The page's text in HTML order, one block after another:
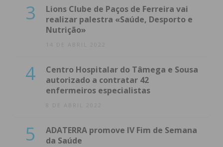
3
Lions Clube de Paços de Ferreira vai
realizar palestra «Saúde, Desporto e
Nutrição»
14 DE ABRIL 2022
4
Centro Hospitalar do Tâmega e Sousa
autorizado a contratar 42
enfermeiros especialistas
8 DE ABRIL 2022
5
ADATERRA promove IV Fim de Semana
da Saúde